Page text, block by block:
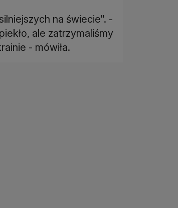
na świecie". -
ale zatrzymaliśmy
- mówiła.